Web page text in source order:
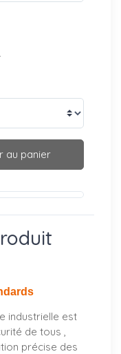
au panier
industrielle est
de tous ,
précise des